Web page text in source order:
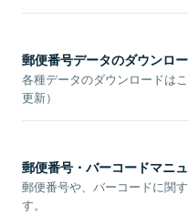
郵便番号データのダウンロ
各種データのダウンロードは
更新）
郵便番号・バーコードマニ
郵便番号や、バーコードに関
す。